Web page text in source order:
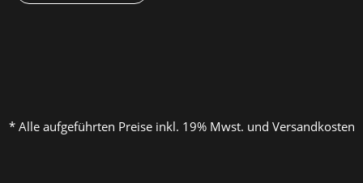
* Alle aufgeführten Preise inkl. 19% Mwst. und Versandkosten